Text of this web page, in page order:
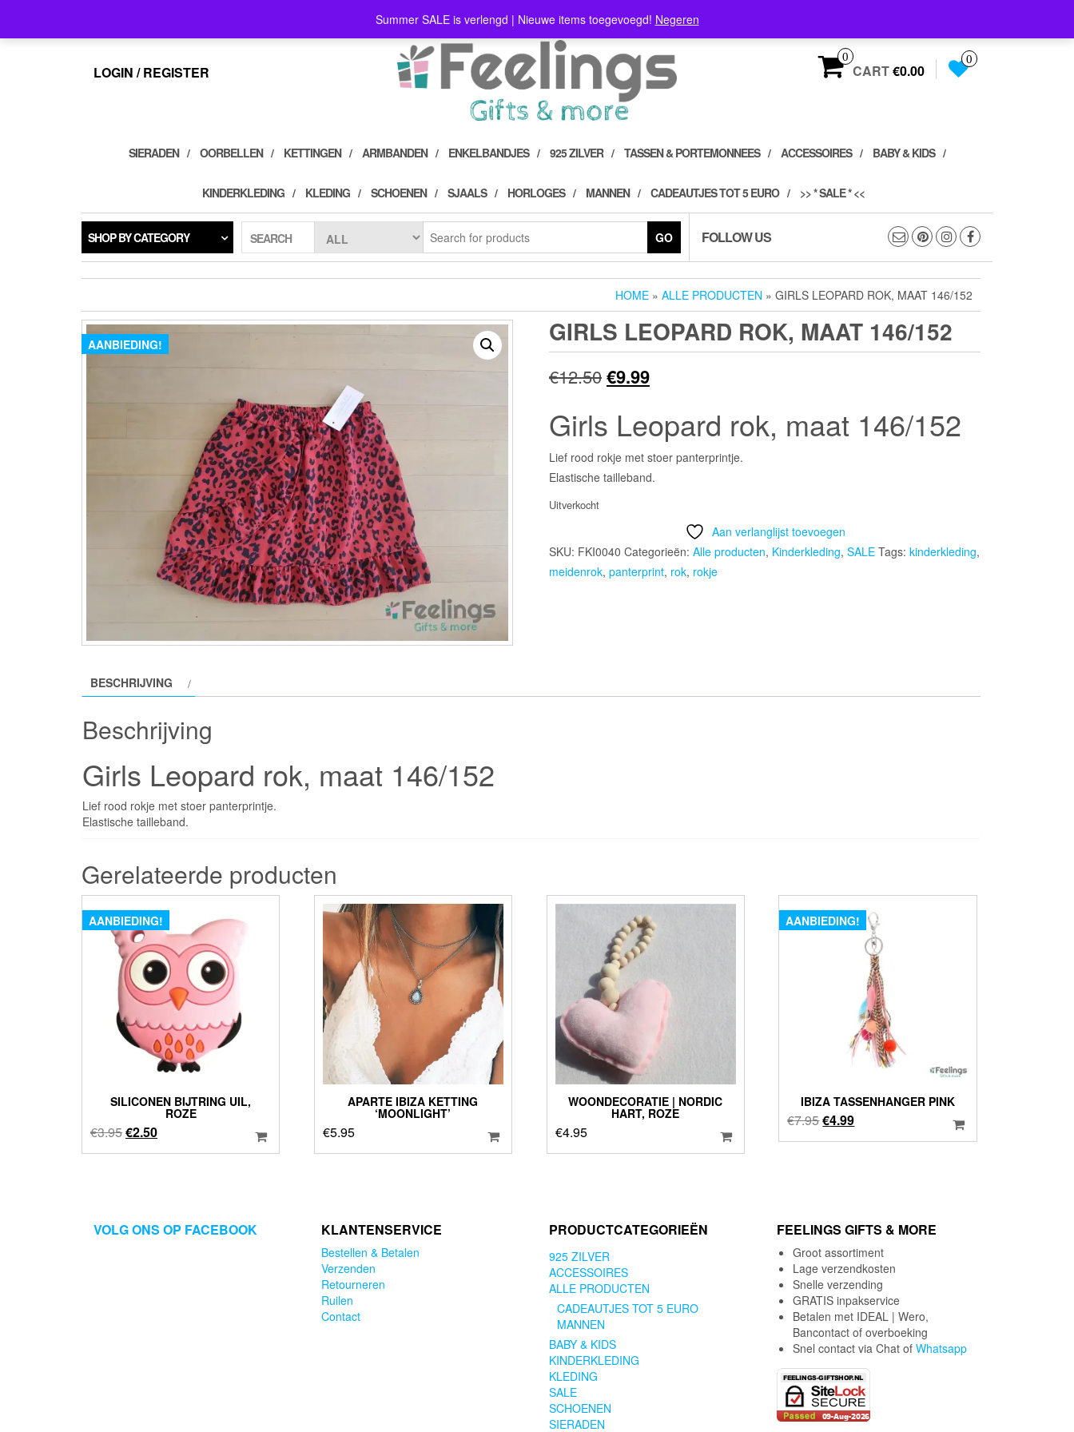
the
Summer SALE is verlengd | Nieuwe items toegevoegd! Negeren
LOGIN / REGISTER
0
CART€0.00
0
SIERADEN OORBELLEN KETTINGEN ARMBANDEN ENKELBANDJES 925 ZILVER TASSEN & PORTEMONNEES ACCESSOIRES BABY & KIDS
KINDERKLEDING KLEDING SCHOENEN SJAALS HORLOGES MANNEN CADEAUTJES TOT 5 EURO >> * SALE * <<
SHOP BY CATEGORY SEARCH GO FOLLOW US
HOME » ALLE PRODUCTEN » GIRLS LEOPARD ROK, MAAT 146/152
AANBIEDING! GIRLS LEOPARD ROK, MAAT 146/152
€12.50Oorspronkelijke
was:
€12.50.
€9.99Huidige
is:
€9.99.
Girls Leopard rok, maat 146/152
Lief rood rokje met stoer panterprintje.
Elastische tailleband.
Uitverkocht
Aan verlanglijst toevoegen
SKU: FKI0040 Categorieën: Alle producten, Kinderkleding, SALE Tags: kinderkleding,
meidenrok, panterprint, rok, rokje
BESCHRIJVING
Beschrijving
Girls Leopard rok, maat 146/152
Lief rood rokje met stoer panterprintje.
Elastische tailleband.
Gerelateerde producten
AANBIEDING!
SILICONEN BIJTRING UIL,
ROZE
€3.95Oorspronkelijke
prijs
€2.50Huidige
prijs
APARTE IBIZA KETTING
‘MOONLIGHT’
€5.95
WOONDECORATIE | NORDIC
HART, ROZE
€4.95
AANBIEDING!
IBIZA TASSENHANGER PINK
€7.95Oorspronkelijke
prijs
€4.99Huidige
prijs
VOLG ONS OP FACEBOOK KLANTENSERVICE
Bestellen & Betalen
Verzenden
Retourneren
Ruilen
Contact
PRODUCTCATEGORIEËN
925 ZILVER
ACCESSOIRES
ALLE PRODUCTEN
CADEAUTJES TOT 5 EURO
MANNEN
BABY & KIDS
KINDERKLEDING
KLEDING
SALE
SCHOENEN
SIERADEN
FEELINGS GIFTS & MORE
Groot assortiment
Lage verzendkosten
Snelle verzending
GRATIS inpakservice
Betalen met IDEAL | Wero,
Bancontact of overboeking
Snel contact via Chat of Whatsapp